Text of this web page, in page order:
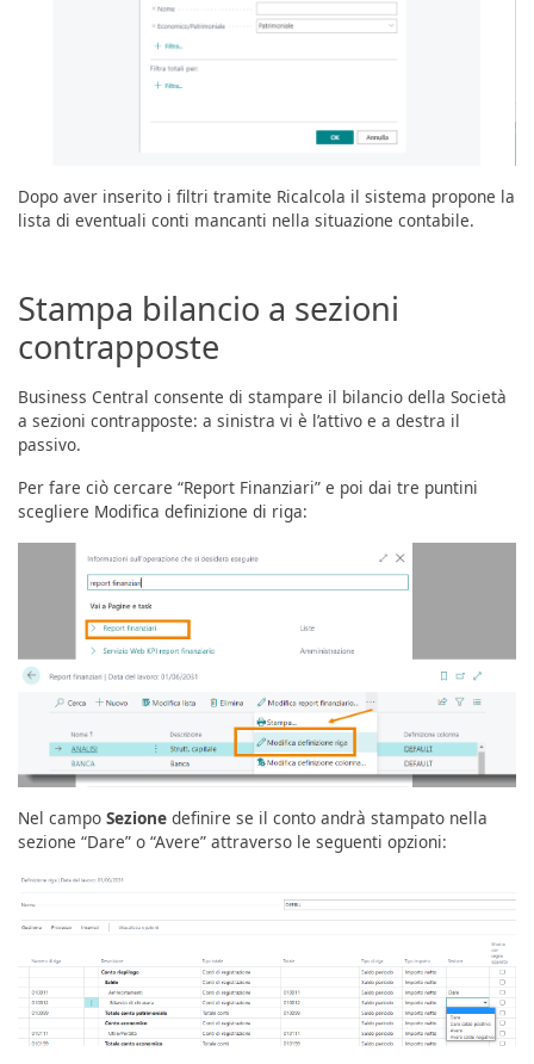
Dopo aver inserito i filtri tramite Ricalcola il sistema propone la
lista di eventuali conti mancanti nella situazione contabile.
Stampa bilancio a sezioni
contrapposte
Business Central consente di stampare il bilancio della Società
a sezioni contrapposte: a sinistra vi è l’attivo e a destra il
passivo.
Per fare ciò cercare “Report Finanziari” e poi dai tre puntini
scegliere Modifica definizione di riga:
Nel campo Sezione definire se il conto andrà stampato nella
sezione “Dare” o “Avere” attraverso le seguenti opzioni: